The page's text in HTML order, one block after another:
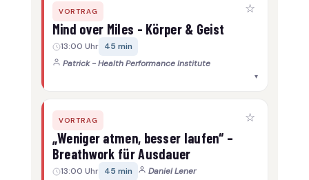
VORTRAG ☆
Mind over Miles - Körper & Geist
13:00 Uhr 45 min
Patrick - Health Performance Institute
▾
VORTRAG ☆
„Weniger atmen, besser laufen“ –
Breathwork für Ausdauer
13:00 Uhr 45 min Daniel Lener